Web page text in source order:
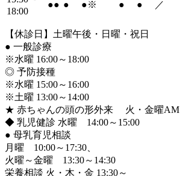
18:00
●● ● ●※ ● ● ／
【休診日】土曜午後・日曜・祝日
● 一般診療
※水曜 16:00～18:00
◎ 予防接種
※水曜 15:00～16:00
※土曜 13:00～14:00
★ 赤ちゃんの頭の形外来 火・金曜AM
◆ 乳児健診 水曜 14:00～15:00
● 母乳育児相談
月曜 10:00～17:30、
火曜～金曜 13:30～14:30
栄養相談 火・木・金 13:30～